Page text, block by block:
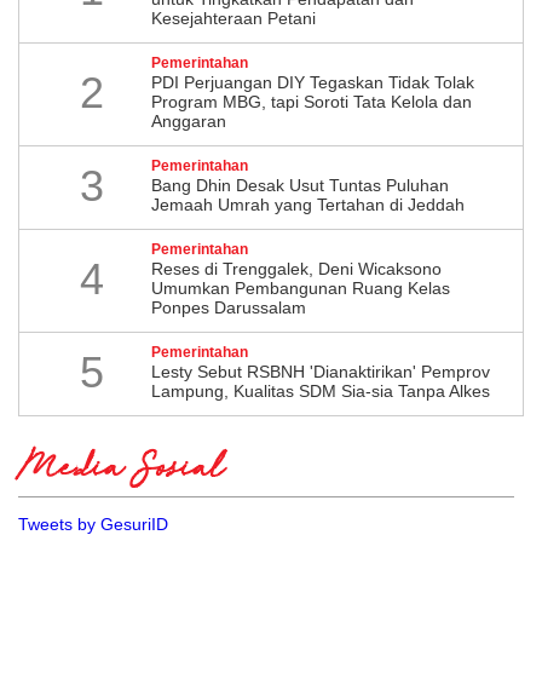
Kesejahteraan Petani
2
Pemerintahan
PDI Perjuangan DIY Tegaskan Tidak Tolak
Program MBG, tapi Soroti Tata Kelola dan
Anggaran
3 Pemerintahan
Bang Dhin Desak Usut Tuntas Puluhan
Jemaah Umrah yang Tertahan di Jeddah
4
Pemerintahan
​Reses di Trenggalek, Deni Wicaksono
Umumkan Pembangunan Ruang Kelas
Ponpes Darussalam
5 Pemerintahan
Lesty Sebut RSBNH 'Dianaktirikan' Pemprov
Lampung, Kualitas SDM Sia-sia Tanpa Alkes
Media Sosial
Tweets by GesuriID